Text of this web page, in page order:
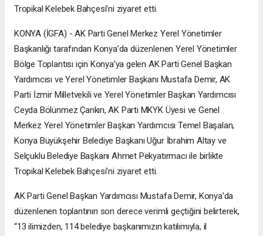
Tropikal Kelebek Bahçesi’ni ziyaret etti.
KONYA (İGFA) - AK Parti Genel Merkez Yerel Yönetimler
Başkanlığı tarafından Konya’da düzenlenen Yerel Yönetimler
Bölge Toplantısı için Konya’ya gelen AK Parti Genel Başkan
Yardımcısı ve Yerel Yönetimler Başkanı Mustafa Demir, AK
Parti İzmir Milletvekili ve Yerel Yönetimler Başkan Yardımcısı
Ceyda Bölünmez Çankırı, AK Parti MKYK Üyesi ve Genel
Merkez Yerel Yönetimler Başkan Yardımcısı Temel Başalan,
Konya Büyükşehir Belediye Başkanı Uğur İbrahim Altay ve
Selçuklu Belediye Başkanı Ahmet Pekyatırmacı ile birlikte
Tropikal Kelebek Bahçesi’ni ziyaret etti.
AK Parti Genel Başkan Yardımcısı Mustafa Demir, Konya’da
düzenlenen toplantının son derece verimli geçtiğini belirterek,
“13 ilimizden, 114 belediye başkanımızın katılımıyla, il